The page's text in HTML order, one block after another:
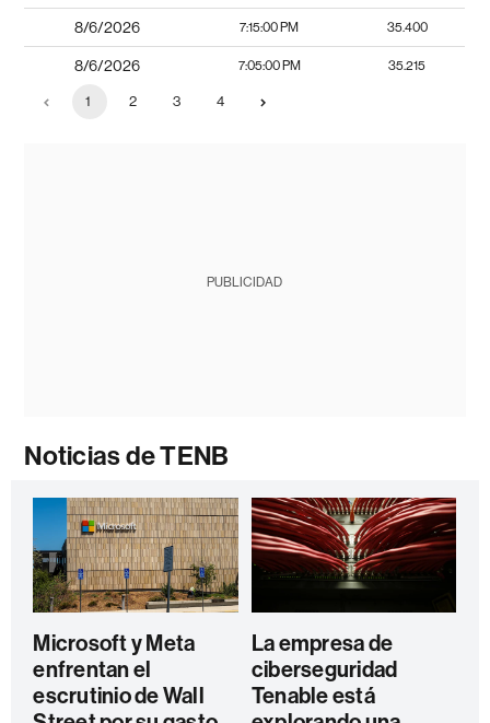
8/6/2026 7:15:00 PM 35.400
8/6/2026 7:05:00 PM 35.215
1 2 3 4
PUBLICIDAD
Noticias de TENB
Microsoft y Meta
enfrentan el
escrutinio de Wall
La empresa de
ciberseguridad
Tenable está